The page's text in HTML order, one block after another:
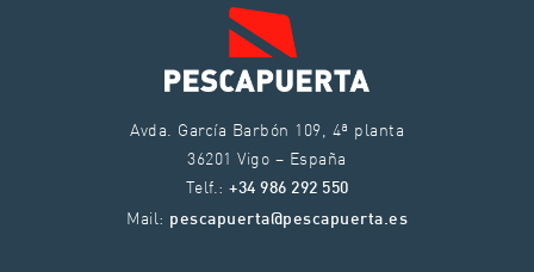
Avda. García Barbón 109, 4ª planta
36201 Vigo – España
Telf.: +34 986 292 550
Mail: pescapuerta@pescapuerta.es